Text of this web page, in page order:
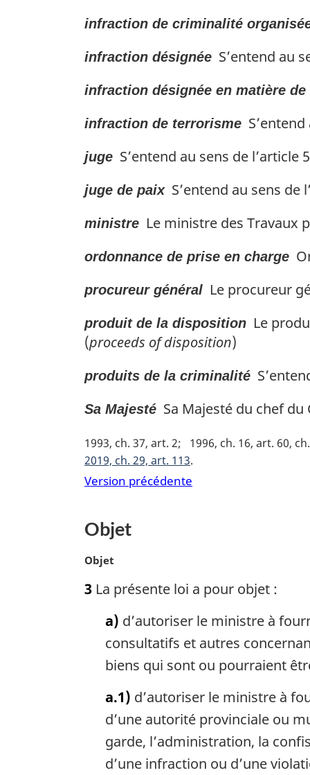
infraction de criminalité
infraction désignée S’entend au
infraction désignée en matière de
infraction de terrorisme
juge S’entend au sens de l’article
juge de paixS’entend au sens de
ministre Le ministre des Travaux
ordonnance de prise en charge
procureur général Le procureur
produit de la disposition Le
(proceeds of disposition)
produits de la criminalité
Sa Majesté Sa Majesté du chef du
1993, ch. 37, art. 2
1996, ch. 16, art. 60,
2019, ch. 29, art. 113
Version précédente
Objet
N
t
Objet
3 La présente loi a pour objet :
a) d’autoriser le ministre à
consultatifs et autres
biens qui sont ou pourraient
a.1) d’autoriser le ministre à
d’une autorité provinciale ou
garde, l’administration, la
d’une infraction ou d’une